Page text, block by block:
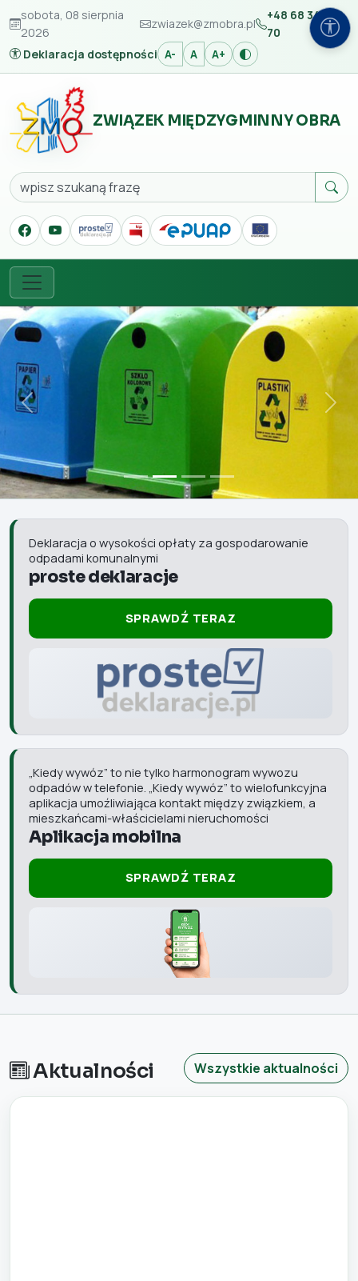
sobota, 08 sierpnia
2026
zwiazek@zmobra.pl
+48 68 347 42
70
Deklaracja dostępności A- A A+
ZWIĄZEK MIĘDZYGMINNY OBRA
Szukaj
Menu
Poprzedni
Deklaracja o wysokości opłaty za gospodarowanie
odpadami komunalnymi
proste deklaracje
SPRAWDŹ TERAZ
„Kiedy wywóz” to nie tylko harmonogram wywozu
odpadów w telefonie. „Kiedy wywóz” to wielofunkcyjna
aplikacja umoźliwiająca kontakt między związkiem, a
mieszkańcami-właścicielami nieruchomości
Aplikacja mobilna
SPRAWDŹ TERAZ
Aktualności Wszystkie aktualności